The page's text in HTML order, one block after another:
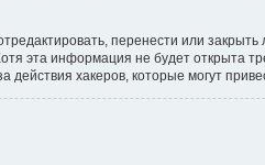
перенести или
эта информация не будет открыта
хакеров, которые могут